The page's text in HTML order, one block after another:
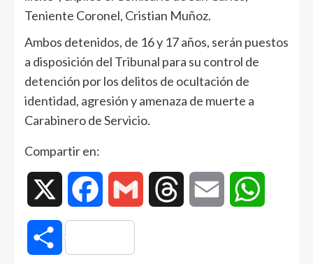
Teniente Coronel, Cristian Muñoz.
Ambos detenidos, de 16 y 17 años, serán puestos
a disposición del Tribunal para su control de
detención por los delitos de ocultación de
identidad, agresión y amenaza de muerte a
Carabinero de Servicio.
Compartir en:
Facebook Gmail Threads Email
Compartir